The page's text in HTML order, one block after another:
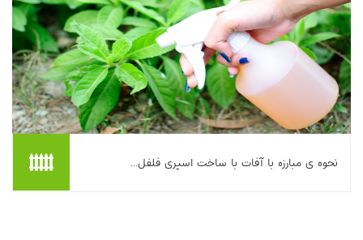
این مقاله روشی خانگی برای تهیه اسپری فلفلی به‌منظور کنترل آفات
نحوه ی مبارزه با آفات با ساخت اسپری فلفل...